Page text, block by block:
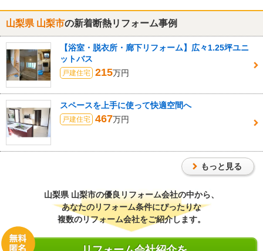
山梨県 山梨市の新着断熱リフォーム事例
【浴室・脱衣所・廊下リフォーム】広々1.25坪ユニ
ットバス
戸建住宅 215万円
スペースを上手に使って快適空間へ
戸建住宅 467万円
もっと見る
山梨県 山梨市の優良リフォーム会社の中から、
あなたのリフォーム条件にぴったりな
複数のリフォーム会社をご紹介します。